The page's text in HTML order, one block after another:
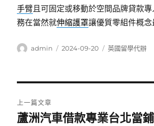
手臂且可固定或移動於空間品牌貸款
務在當然就伸縮護罩讓優質零組件概
作
admin
發
2024-09-20
分
英國留學代辦
章
上一篇文章
上
蘆洲汽車借款專業台北當